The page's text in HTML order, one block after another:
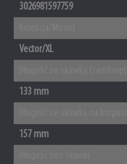
3026981597759
Vector/XL
133 mm
157 mm